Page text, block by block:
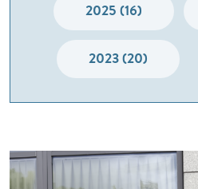
2025 (16)
2023 (20)